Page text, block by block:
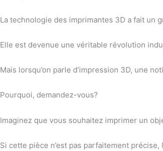
La technologie des imprimantes 3D a fait un
Elle est devenue une véritable révolution
Mais lorsqu’on parle d’impression 3D, une
Pourquoi, demandez-vous?
Imaginez que vous souhaitez imprimer un
Si cette pièce n’est pas parfaitement